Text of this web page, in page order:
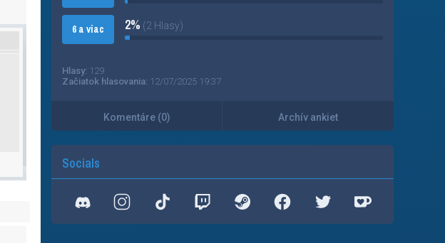
6 a viac 2% (2 Hlasy)
Hlasy: 129
Začiatok hlasovania: 12/07/2025 19:37
Komentáre (0) Archív ankiet
Socials